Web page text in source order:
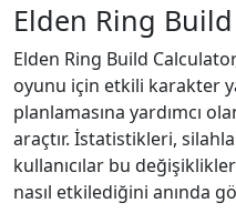
Elden Ring
Elden Ring Build
oyunu için etkili karakter
planlamasına yardımcı
araçtır. İstatistikleri,
kullanıcılar bu
nasıl etkilediğini anında